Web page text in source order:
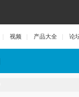
视频 产品大全 论